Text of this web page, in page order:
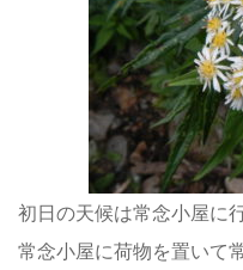
初日の天候は常念小屋に
常念小屋に荷物を置いて